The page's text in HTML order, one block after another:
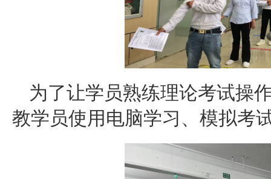
为了让学员熟练理论考试操
教学员使用电脑学习、模拟考